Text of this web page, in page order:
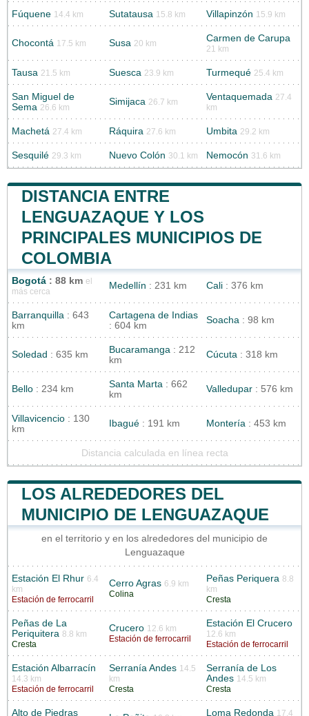
Fúquene 14.4 km Sutatausa 15.8 km Villapinzón 15.9 km
Chocontá 17.5 km Susa 20 km Carmen de Carupa
21 km
Tausa 21.5 km Suesca 23.9 km Turmequé 25.4 km
San Miguel de
Sema 26.6 km
Simijaca 26.7 km Ventaquemada 27.4
km
Machetá 27.4 km Ráquira 27.6 km Umbita 29.2 km
Sesquilé 29.3 km Nuevo Colón 30.1 km Nemocón 31.6 km
DISTANCIA ENTRE
LENGUAZAQUE Y LOS
PRINCIPALES MUNICIPIOS DE
COLOMBIA
Bogotá : 88 km el
más cerca
Medellín : 231 km Cali : 376 km
Barranquilla : 643
km
Cartagena de Indias
: 604 km
Soacha : 98 km
Soledad : 635 km Bucaramanga : 212
km
Cúcuta : 318 km
Bello : 234 km Santa Marta : 662
km
Valledupar : 576 km
Villavicencio : 130
km
Ibagué : 191 km Montería : 453 km
Distancia calculada en línea recta
LOS ALREDEDORES DEL
MUNICIPIO DE LENGUAZAQUE
en el territorio y en los alrededores del municipio de
Lenguazaque
Estación El Rhur 6.4
km
Estación de ferrocarril
Cerro Agras 6.9 km
Colina
Peñas Periquera 8.8
km
Cresta
Peñas de La
Periquitera 8.8 km
Cresta
Crucero 12.6 km
Estación de ferrocarril
Estación El Crucero
12.6 km
Estación de ferrocarril
Estación Albarracín
14.3 km
Estación de ferrocarril
Serranía Andes 14.5
km
Cresta
Serranía de Los
Andes 14.5 km
Cresta
Alto de Piedras
Loma Redonda 17.4